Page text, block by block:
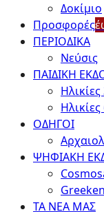
Δοκίμιο
Προσφορές
ΠΕΡΙΟΔΙΚΑ
Νεύσις
ΠΑΙΔΙΚΗ
ΟΔΗΓΟΙ
ΨΗΦΙΑΚΗ
ΤΑ ΝΕΑ ΜΑΣ